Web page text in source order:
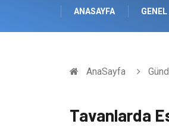
ANASAYFA GENEL
AnaSayfa
Tavanlarda